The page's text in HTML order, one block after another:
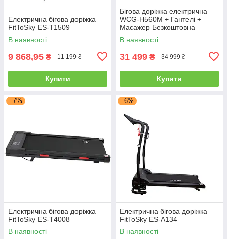
Електрична бігова доріжка
FitToSky ES-T1509
В наявності
9 868,95 ₴ 11 199 ₴
Купити
Бігова доріжка електрична
WCG-H560М + Гантелі +
Масажер Безкоштовна
доставка
В наявності
31 499 ₴ 34 999 ₴
Купити
–7%
Електрична бігова доріжка
FitToSky ES-T4008
В наявності
–6%
Електрична бігова доріжка
FitToSky ES-A134
В наявності